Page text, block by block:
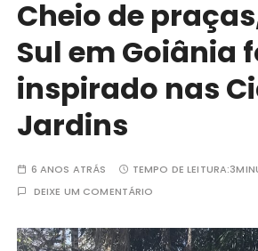
Cheio de
Sul em Goiânia
inspirado nas
Jardins
6 ANOS ATRÁS TEMPO DE LEITURA:
DEIXE UM COMENTÁRIO